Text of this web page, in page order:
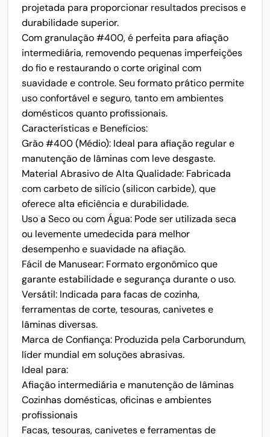
projetada para proporcionar resultados precisos e
durabilidade superior.
Com granulação #400, é perfeita para afiação
intermediária, removendo pequenas imperfeições
do fio e restaurando o corte original com
suavidade e controle. Seu formato prático permite
uso confortável e seguro, tanto em ambientes
domésticos quanto profissionais.
Características e Benefícios:
Grão #400 (Médio): Ideal para afiação regular e
manutenção de lâminas com leve desgaste.
Material Abrasivo de Alta Qualidade: Fabricada
com carbeto de silício (silicon carbide), que
oferece alta eficiência e durabilidade.
Uso a Seco ou com Água: Pode ser utilizada seca
ou levemente umedecida para melhor
desempenho e suavidade na afiação.
Fácil de Manusear: Formato ergonômico que
garante estabilidade e segurança durante o uso.
Versátil: Indicada para facas de cozinha,
ferramentas de corte, tesouras, canivetes e
lâminas diversas.
Marca de Confiança: Produzida pela Carborundum,
líder mundial em soluções abrasivas.
Ideal para:
Afiação intermediária e manutenção de lâminas
Cozinhas domésticas, oficinas e ambientes
profissionais
Facas, tesouras, canivetes e ferramentas de